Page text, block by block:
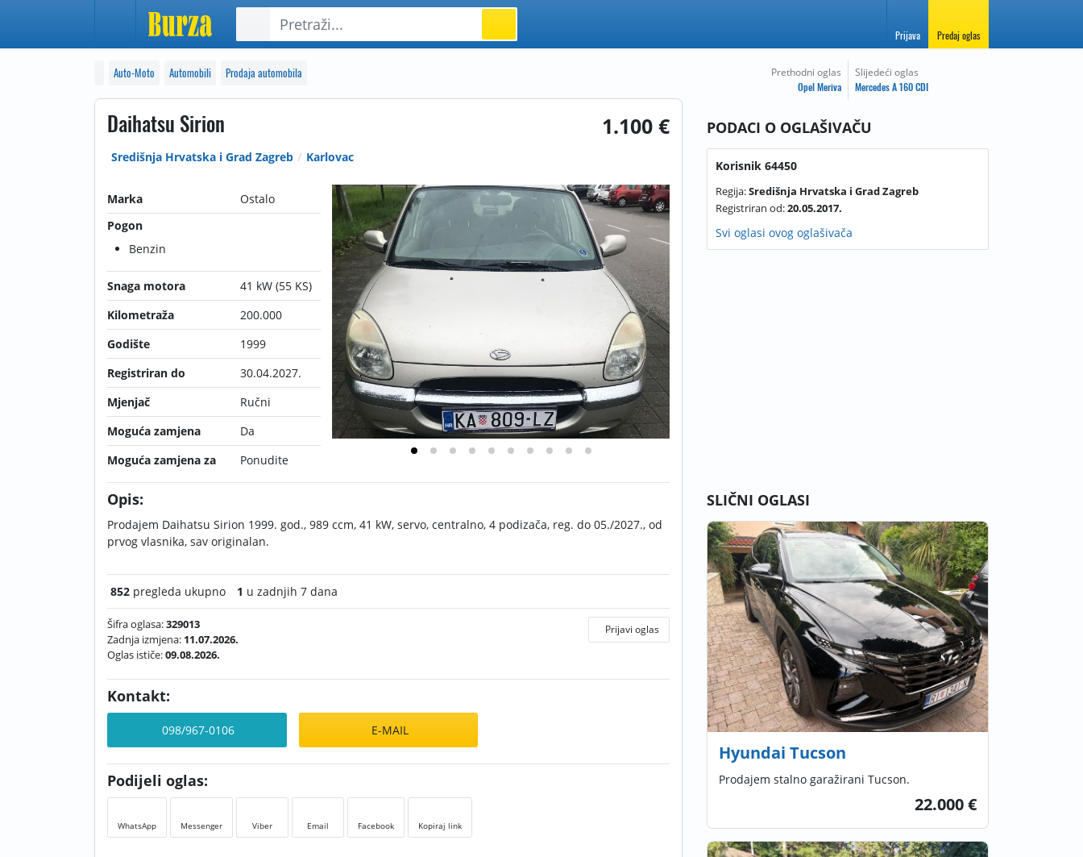
Prijava Predaj oglas
Auto-Moto Automobili Prodaja automobila
Daihatsu Sirion 1.100 €
Središnja Hrvatska i Grad Zagreb Karlovac
Marka
Ostalo
Pogon
Benzin
Snaga motora
41 kW (55 KS)
Kilometraža
200.000
Godište
1999
Registriran do
30.04.2027.
Mjenjač
Ručni
Moguća zamjena
Da
Moguća zamjena za
Ponudite
Opis:
Prodajem Daihatsu Sirion 1999. god., 989 ccm, 41 kW, servo, centralno, 4 podizača, reg. do 05./2027., od
prvog vlasnika, sav originalan.
852 pregleda ukupno 1 u zadnjih 7 dana
Šifra oglasa:329013
Zadnja izmjena: 11.07.2026.
Oglas ističe:09.08.2026.
Prijavi oglas
Kontakt:
098/967-0106 E-MAIL
Podijeli oglas:
WhatsApp Messenger Viber Email Facebook Kopiraj link
Prethodni oglas
Opel Meriva
Slijedeći oglas
Mercedes A 160 CDI
PODACI O OGLAŠIVAČU
Korisnik 64450
Regija:Središnja Hrvatska i Grad Zagreb
Registriran od:20.05.2017.
Svi oglasi ovog oglašivača
SLIČNI OGLASI
Hyundai Tucson
Prodajem stalno garažirani Tucson.
22.000 €